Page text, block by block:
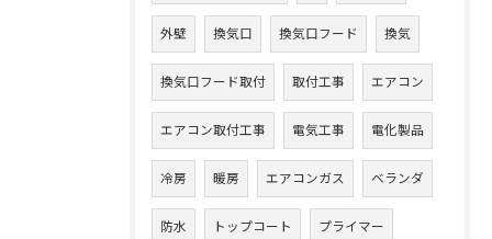
外壁 換気口 換気口フード 換気
換気口フード取付 取付工事 エアコン
エアコン取付工事 電気工事 電化製品
冷房 暖房 エアコンガス ベランダ
防水 トップコート プライマー